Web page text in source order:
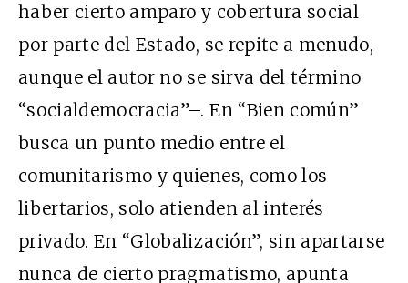
haber cierto amparo y cobertura social
por parte del Estado, se repite a menudo,
aunque el autor no se sirva del término
“socialdemocracia”–. En “Bien común”
busca un punto medio entre el
comunitarismo y quienes, como los
libertarios, solo atienden al interés
privado. En “Globalización”, sin apartarse
nunca de cierto pragmatismo, apunta